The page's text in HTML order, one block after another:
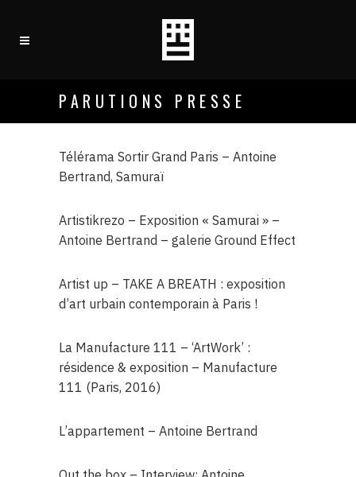
PARUTIONS PRESSE
Télérama Sortir Grand Paris – Antoine
Bertrand, Samuraï
Artistikrezo – Exposition « Samurai » –
Antoine Bertrand – galerie Ground Effect
Artist up – TAKE A BREATH : exposition
d’art urbain contemporain à Paris !
La Manufacture 111 – ‘ArtWork’ :
résidence & exposition – Manufacture
111 (Paris, 2016)
L’appartement – Antoine Bertrand